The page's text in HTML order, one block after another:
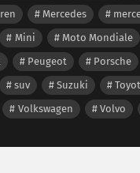
Mercedes
Mini Moto Mondiale
Peugeot Porsche
suv Suzuki
Volkswagen Volvo